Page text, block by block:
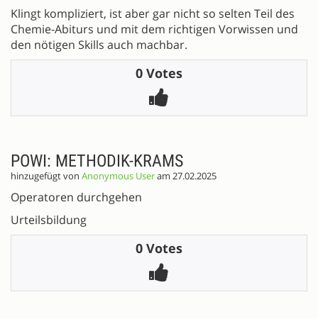
Klingt kompliziert, ist aber gar nicht so selten Teil des
Chemie-Abiturs und mit dem richtigen Vorwissen und
den nötigen Skills auch machbar.
0 Votes
POWI: METHODIK-KRAMS
hinzugefügt von Anonymous Useram 27.02.2025
Operatoren durchgehen
Urteilsbildung
0 Votes